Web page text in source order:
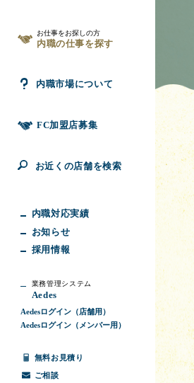
お仕事をお探しの方
内職の仕事を探す
内職市場について
FC加盟店募集
お近くの店舗を検索
内職対応実績
お知らせ
採用情報
業務管理システム
Aedes
Aedesログイン（店舗用）
Aedesログイン（メンバー用）
無料お見積り
ご相談